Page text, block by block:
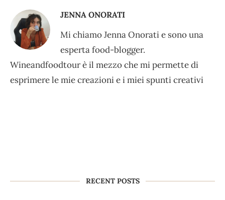
JENNA ONORATI
Mi chiamo Jenna Onorati e sono una
esperta food-blogger.
Wineandfoodtour è il mezzo che mi permette di
esprimere le mie creazioni e i miei spunti creativi
RECENT POSTS